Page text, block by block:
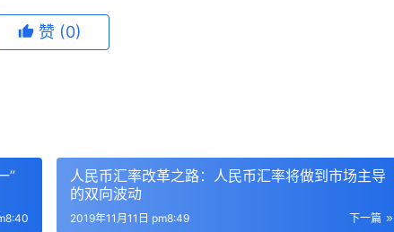
赞 (0)
”
人民币汇率改革之路：人民币汇率将做到市场主导
的双向波动
下一篇
2019年11月11日 pm8:49